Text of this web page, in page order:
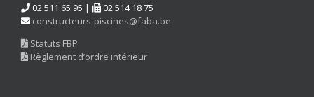
02 511 65 95 |
02 514 18 75
constructeurs-piscines@faba.be
Statuts FBP
Règlement d’ordre intérieur